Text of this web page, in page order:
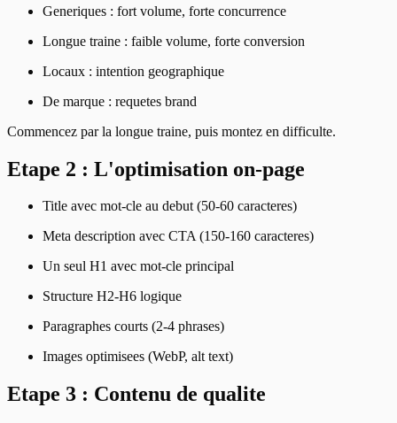
Generiques : fort volume, forte concurrence
Longue traine : faible volume, forte conversion
Locaux : intention geographique
De marque : requetes brand
Commencez par la longue traine, puis montez en difficulte.
Etape 2 : L'optimisation on-page
Title avec mot-cle au debut (50-60 caracteres)
Meta description avec CTA (150-160 caracteres)
Un seul H1 avec mot-cle principal
Structure H2-H6 logique
Paragraphes courts (2-4 phrases)
Images optimisees (WebP, alt text)
Etape 3 : Contenu de qualite